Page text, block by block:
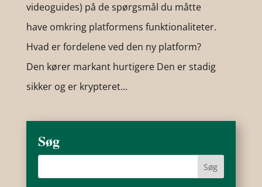
videoguides) på de spørgsmål du måtte
have omkring platformens funktionaliteter.
Hvad er fordelene ved den ny platform?
Den kører markant hurtigere Den er stadig
sikker og er krypteret...
Søg